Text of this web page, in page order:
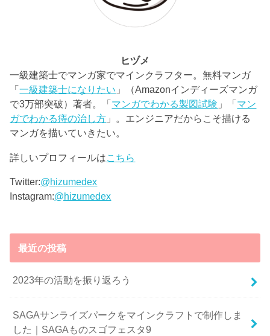
ヒヅメ
一級建築士でマンガ家でマインクラフター。無料マンガ
「一級建築士になりたい 」（Amazonインディーズマンガ
で3万部突破）著者。「マンガでわかる製図試験 」「マン
ガでわかる痔の治し方 」。エンジニアだからこそ描ける
マンガを描いていきたい。
詳しいプロフィールはこちら
Twitter:@hizumedex
Instagram:@hizumedex
最近の投稿
2023年の活動を振り返ろう
SAGAサンライズパークをマインクラフトで制作しま
した｜SAGAものスゴフェスタ9